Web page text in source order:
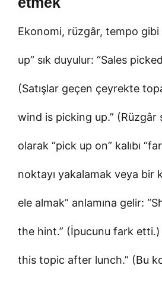
Ekonomi, rüzgâr, tempo gibi
up” sık duyulur: “Sales
(Satışlar geçen çeyrekte
wind is picking up.” (Rüzgâr
olarak “pick up on” kalıbı
noktayı yakalamak veya bir
ele almak” anlamına gelir:
the hint.” (İpucunu fark etti.)
this topic after lunch.” (Bu